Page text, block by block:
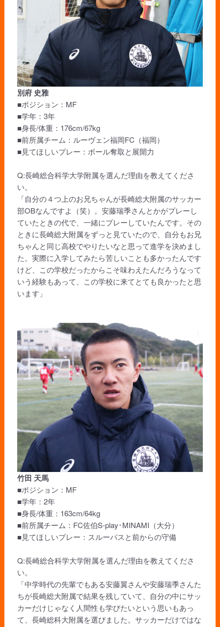
別府 史雅
■ポジション：MF
■学年：3年
■身長/体重：176cm/67kg
■前所属チーム：ルーヴェン福岡FC（福岡）
■見てほしいプレー：ボール奪取と展開力
Q:長崎総合科学大学附属を選んだ理由を教えてくださ
い。
「自分の４つ上のお兄ちゃんが長崎総大附属のサッカー
部OBなんですよ（笑）。安藤瑞季さんとかがプレーし
ていたときの代で、一緒にプレーしていたんです。その
ときに長崎総大附属をずっと見ていたので、自分もお兄
ちゃんと同じ高校でやりたいなと思って進学を決めまし
た。実際に入学してみたら苦しいことも多かったんです
けど、この学校だったからこそ味わえたんだろうなって
いう経験もあって、この学校に来てとても良かったと思
います」
竹田 天馬
■ポジション：MF
■学年：2年
■身長/体重：163cm/64kg
■前所属チーム：FC佐伯S‑play･MINAMI（大分）
■見てほしいプレー：スルーパスと前からの守備
Q:長崎総合科学大学附属を選んだ理由を教えてくださ
い。
「中学時代の先輩でもある安藤翼さんや安藤瑞季さんた
ちが長崎総大附属で結果を残していて、自分の中にサッ
カーだけじゃなく人間性も学びたいという思いもあっ
て、長崎総科大附属を選びました。サッカーだけではな